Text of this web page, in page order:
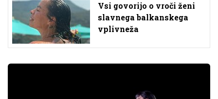
Vsi govorijo o vroči ženi
slavnega balkanskega
vplivneža